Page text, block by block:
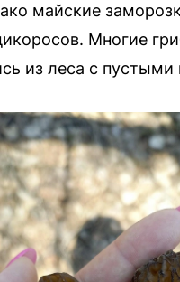
майские
Многие
из леса с пустыми